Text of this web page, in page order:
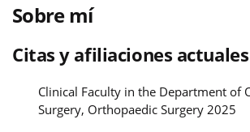
Sobre mí
Citas y afiliaciones actuales
Clinical Faculty in the Department of
Surgery, Orthopaedic Surgery 2025